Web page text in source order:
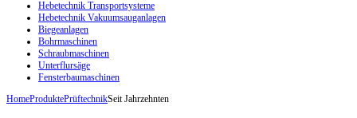
Hebetechnik Transportsysteme
Hebetechnik Vakuumsauganlagen
Biegeanlagen
Bohrmaschinen
Schraubmaschinen
Unterflursäge
Fensterbaumaschinen
HomeProduktePrüftechnikSeit Jahrzehnten